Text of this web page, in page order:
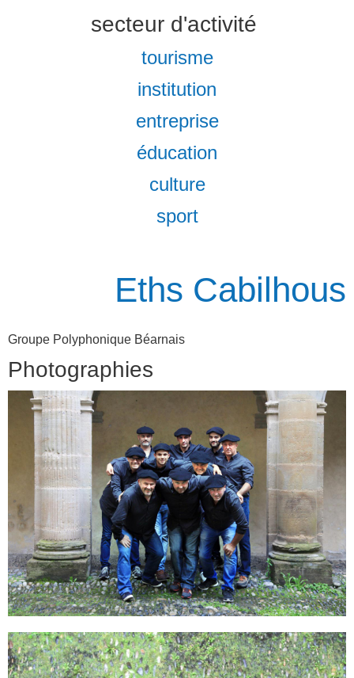
secteur d'activité
tourisme
institution
entreprise
éducation
culture
sport
Eths Cabilhous
Groupe Polyphonique Béarnais
Photographies